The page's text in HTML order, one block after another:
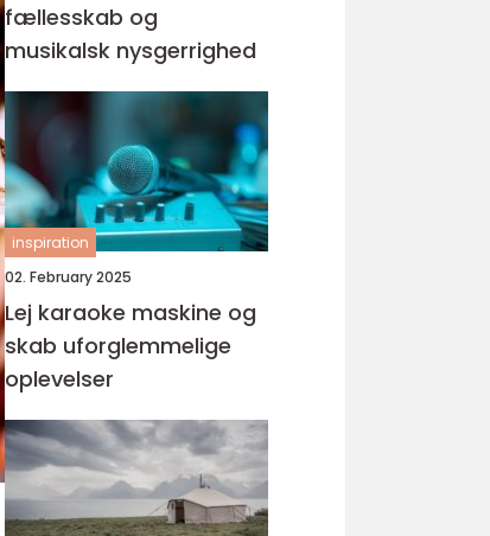
fællesskab og
musikalsk nysgerrighed
inspiration
02. February 2025
Lej karaoke maskine og
skab uforglemmelige
oplevelser